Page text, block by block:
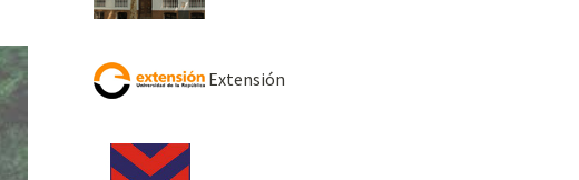
Extensión